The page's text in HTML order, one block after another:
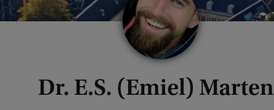
Dr. E.S. (Emiel)